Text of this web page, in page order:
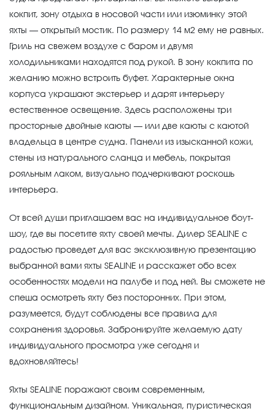
кокпит, зону отдыха в носовой части или изюминку этой
яхты — открытый мостик. По размеру 14 м2 ему не равных.
Гриль на свежем воздухе с баром и двумя
холодильниками находятся под рукой. В зону кокпита по
желанию можно встроить буфет. Характерные окна
корпуса украшают экстерьер и дарят интерьеру
естественное освещение. Здесь расположены три
просторные двойные каюты — или две каюты с каютой
владельца в центре судна. Панели из изысканной кожи,
стены из натурального сланца и мебель, покрытая
рояльным лаком, визуально подчеркивают роскошь
интерьера.
От всей души приглашаем вас на индивидуальное боут-
шоу, где вы посетите яхту своей мечты. Дилер SEALINE с
радостью проведет для вас эксклюзивную презентацию
выбранной вами яхты SEALINE и расскажет обо всех
особенностях модели на палубе и под ней. Вы сможете не
спеша осмотреть яхту без посторонних. При этом,
разумеется, будут соблюдены все правила для
сохранения здоровья. Забронируйте желаемую дату
индивидуального просмотра уже сегодня и
вдохновляйтесь!
Яхты SEALINE поражают своим современным,
функциональным дизайном. Уникальная, пуристическая